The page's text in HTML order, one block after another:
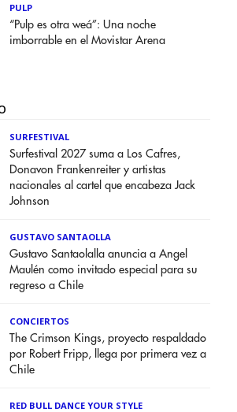
PULP
“Pulp es otra weá”: Una noche
imborrable en el Movistar Arena
SURFESTIVAL
Surfestival 2027 suma a Los Cafres,
Donavon Frankenreiter y artistas
nacionales al cartel que encabeza Jack
Johnson
GUSTAVO SANTAOLLA
Gustavo Santaolalla anuncia a Angel
Maulén como invitado especial para su
regreso a Chile
CONCIERTOS
The Crimson Kings, proyecto respaldado
por Robert Fripp, llega por primera vez a
Chile
RED BULL DANCE YOUR STYLE